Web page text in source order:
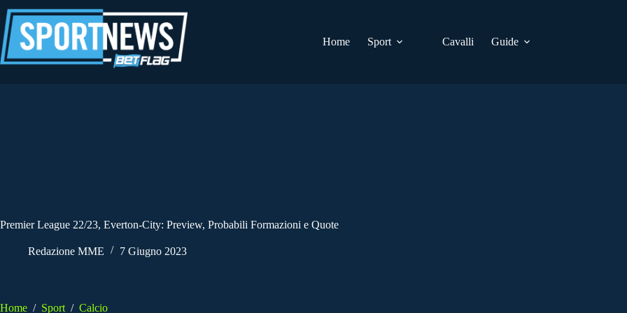
al
contenuto
Home
Sport Cavalli Guide
Premier League 22/23, Everton-City: Preview, Probabili Formazioni e Quote
Redazione MME 7 Giugno 2023
Home / Sport / Calcio